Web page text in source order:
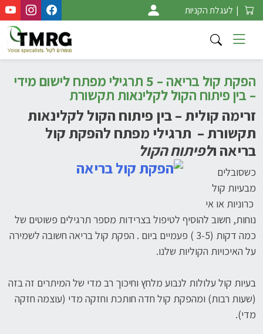
Skip
to
content
| לעגלת הקניות
הפקת קול בריאה – 5 תרגילי מפתח לישום מידי
– בין פיתוח הקול לקלינאות תקשורת
זרימה קולית – בין פיתוח הקול לקלינאות
תקשורת – תרגילי מפתח להפקת קול
בריאה ולפיתוח הקול
כשסובלים
מבעיות קול
כרוניות או אי
נוחות, חשוב להוסיף לטיפול בצרידות מספר תרגילים פשוטים של
כמה דקות (3-5 ) פעמיים ביום . הפקת קול בריאה חשובה לשמירה
על האיכויות הקוליות שלנו.
בעיות קול עלולות לנבוע מלחץ וחיכוך רב מדי של המיתרים זה בזה
(שעות רבות) ומהפקת קול חדה חותכת וחזקה מדי (עוצמה חזקה
מדי).